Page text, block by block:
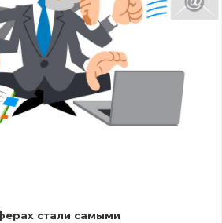
стали самыми